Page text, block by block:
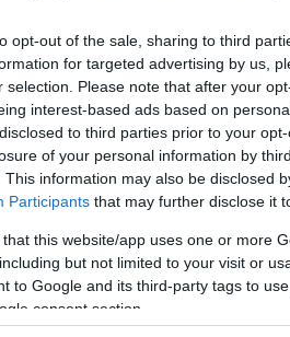
opt-out of the sale, sharing to third
for targeted advertising by us,
selection. Please note that after your
interest-based ads based on
to third parties prior to your
of your personal information by
This information may also be disclosed
Participants that may further disclose it
that this website/app uses one or more
but not limited to your visit or
to Google and its third-party tags to
consent section.
ist
#nature
Plattensees überschwemmen?